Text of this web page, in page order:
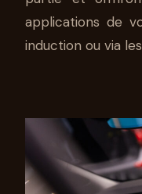
applications de
induction ou via